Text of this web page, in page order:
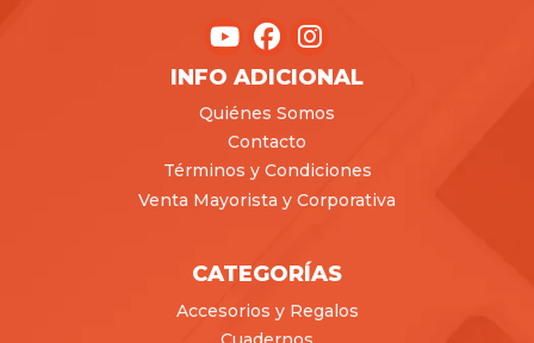
INFO ADICIONAL
Quiénes Somos
Contacto
Términos y Condiciones
Venta Mayorista y Corporativa
CATEGORÍAS
Accesorios y Regalos